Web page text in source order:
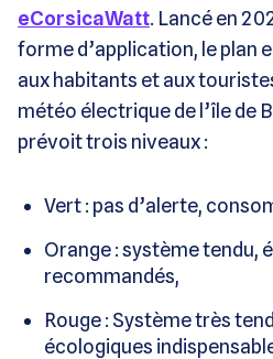
eCorsicaWatt. Lancé en
forme d’application, le plan
aux habitants et aux
météo électrique de l’île de
prévoit trois niveaux :
Vert : pas d’alerte,
Orange : système tendu,
recommandés,
Rouge : Système très
écologiques